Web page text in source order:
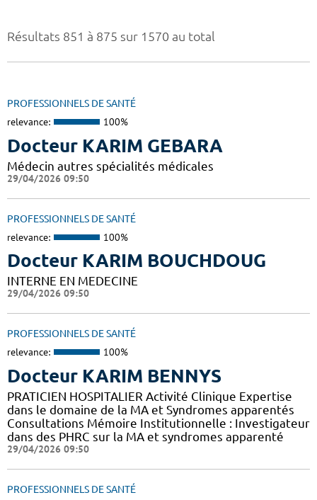
Résultats 851 à 875 sur 1570 au total
PROFESSIONNELS DE SANTÉ
relevance: 100%
Docteur KARIM GEBARA
Médecin autres spécialités médicales
29/04/2026 09:50
PROFESSIONNELS DE SANTÉ
relevance: 100%
Docteur KARIM BOUCHDOUG
INTERNE EN MEDECINE
29/04/2026 09:50
PROFESSIONNELS DE SANTÉ
relevance: 100%
Docteur KARIM BENNYS
PRATICIEN HOSPITALIER Activité Clinique Expertise
dans le domaine de la MA et Syndromes apparentés
Consultations Mémoire Institutionnelle : Investigateur
dans des PHRC sur la MA et syndromes apparenté
29/04/2026 09:50
PROFESSIONNELS DE SANTÉ